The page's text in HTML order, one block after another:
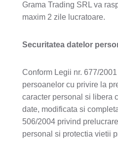
Grama Trading SRL va
maxim 2 zile lucratoare.
Securitatea datelor
Conform Legii nr. 677/
persoanelor cu privire la
caracter personal si libera
date, modificata si
506/2004 privind
personal si protectia vietii